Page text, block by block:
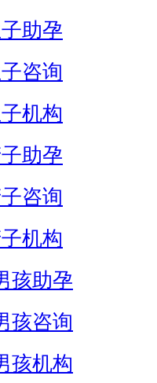
助孕
咨询
机构
助孕
咨询
机构
孩助孕
孩咨询
孩机构